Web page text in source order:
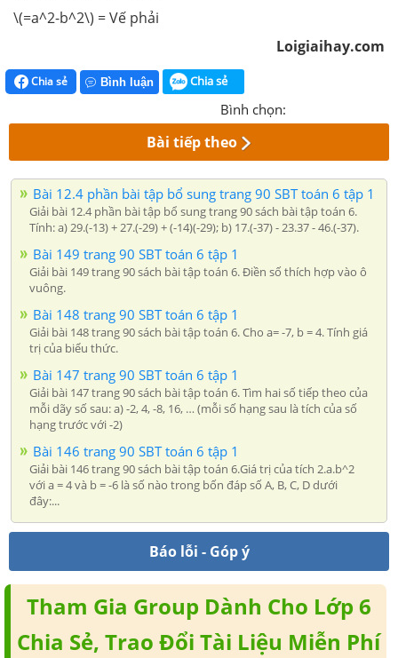
\(=a^2-b^2\) = Vế phải
Loigiaihay.com
Chia sẻ Bình luận Chia sẻ
Bình chọn:
Bài tiếp theo
Bài 12.4 phần bài tập bổ sung trang 90 SBT toán 6 tập 1
Giải bài 12.4 phần bài tập bổ sung trang 90 sách bài tập toán 6.
Tính: a) 29.(-13) + 27.(-29) + (-14)(-29); b) 17.(-37) - 23.37 - 46.(-37).
Bài 149 trang 90 SBT toán 6 tập 1
Giải bài 149 trang 90 sách bài tập toán 6. Điền số thích hợp vào ô
vuông.
Bài 148 trang 90 SBT toán 6 tập 1
Giải bài 148 trang 90 sách bài tập toán 6. Cho a= -7, b = 4. Tính giá
trị của biểu thức.
Bài 147 trang 90 SBT toán 6 tập 1
Giải bài 147 trang 90 sách bài tập toán 6. Tìm hai số tiếp theo của
mỗi dãy số sau: a) -2, 4, -8, 16, … (mỗi số hạng sau là tích của số
hạng trước với -2)
Bài 146 trang 90 SBT toán 6 tập 1
Giải bài 146 trang 90 sách bài tập toán 6.Giá trị của tích 2.a.b^2
với a = 4 và b = -6 là số nào trong bốn đáp số A, B, C, D dưới
đây:...
Báo lỗi - Góp ý
Tham Gia Group Dành Cho Lớp 6
Chia Sẻ, Trao Đổi Tài Liệu Miễn Phí